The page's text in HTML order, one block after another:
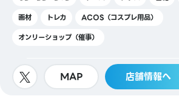
画材
トレカ
ACOS（コスプレ用品）
オンリーショップ（催事）
MAP 店舗情報へ